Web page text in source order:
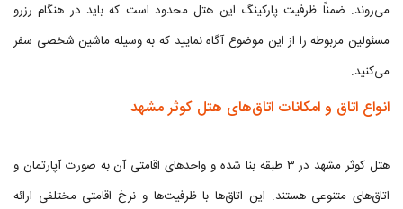
می‌روند. ضمناً ظرفیت پارکینگ این هتل محدود است که باید در هنگام رزرو
مسئولین مربوطه را از این موضوع آگاه نمایید که به وسیله ماشین شخصی سفر
می‌کنید.
انواع اتاق و امکانات اتاق‌های هتل کوثر مشهد
هتل کوثر مشهد در ۳ طبقه بنا شده و واحدهای اقامتی آن به صورت آپارتمان و
اتاق‌های متنوعی هستند. این اتاق‌ها با ظرفیت‌ها و نرخ اقامتی مختلفی ارائه